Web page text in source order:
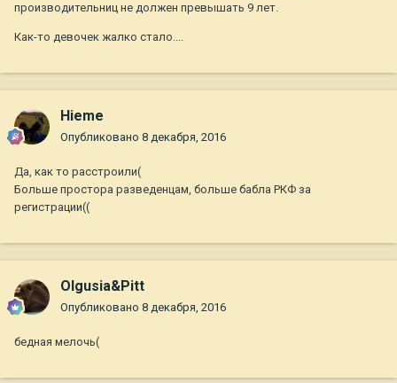
производительниц не должен превышать 9 лет.
Как-то девочек жалко стало....
Hieme
Опубликовано 8 декабря, 2016
Да, как то расстроили(
Больше простора разведенцам, больше бабла РКФ за
регистрации((
Olgusia&Pitt
Опубликовано 8 декабря, 2016
бедная мелочь(